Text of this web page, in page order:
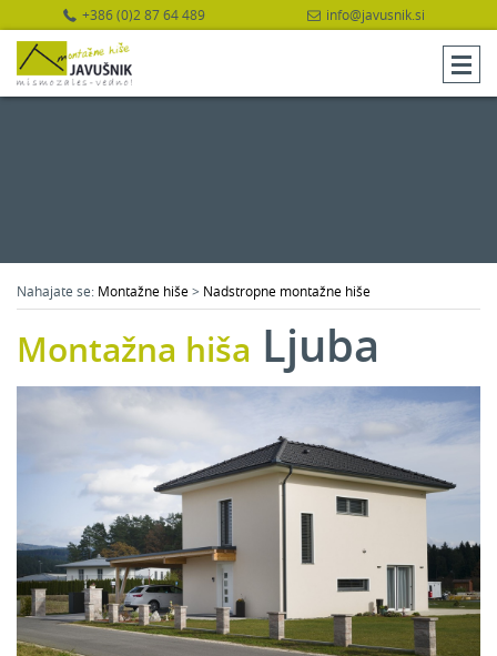
+386 (0)2 87 64 489 info@javusnik.si
Nahajate se: Montažne hiše> Nadstropne montažne hiše
Montažna hiša Ljuba